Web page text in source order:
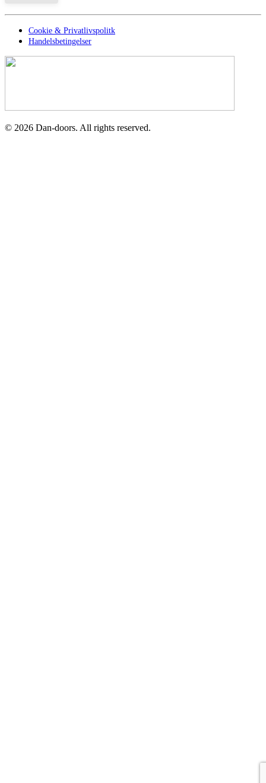
Cookie & Privatlivspolitk
Handelsbetingelser
© 2026 Dan-doors. All rights reserved.